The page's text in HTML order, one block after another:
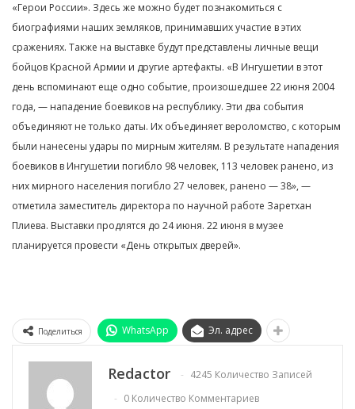
«Герои России». Здесь же можно будет познакомиться с
биографиями наших земляков, принимавших участие в этих
сражениях. Также на выставке будут представлены личные вещи
бойцов Красной Армии и другие артефакты. «В Ингушетии в этот
день вспоминают еще одно событие, произошедшее 22 июня 2004
года, — нападение боевиков на республику. Эти два события
объединяют не только даты. Их объединяет вероломство, с которым
были нанесены удары по мирным жителям. В результате нападения
боевиков в Ингушетии погибло 98 человек, 113 человек ранено, из
них мирного населения погибло 27 человек, ранено — 38», —
отметила заместитель директора по научной работе Заретхан
Плиева. Выставки продлятся до 24 июня. 22 июня в музее
планируется провести «День открытых дверей».
Поделиться WhatsApp Эл. адрес
Redactor
4245 Количество Записей
0 Количество Комментариев